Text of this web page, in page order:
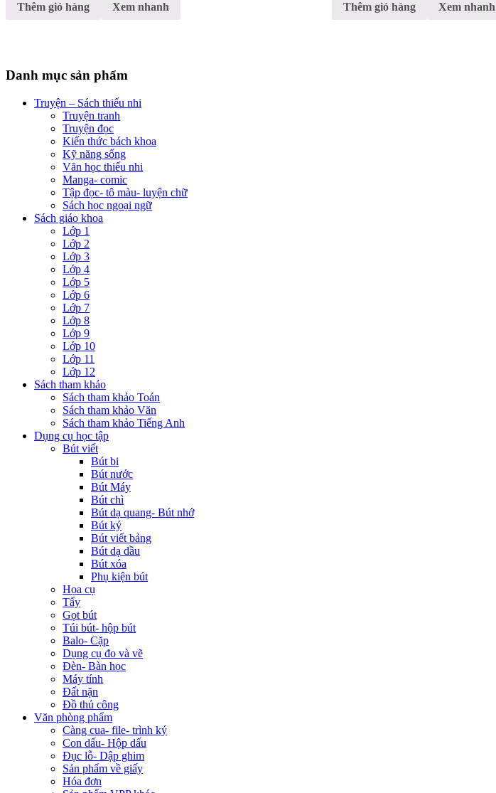
Thêm giỏ hàng Xem nhanh Thêm giỏ hàng Xem nhanh
Danh mục sản phẩm
Truyện – Sách thiếu nhi
Truyện tranh
Truyện đọc
Kiến thức bách khoa
Kỹ năng sống
Văn học thiếu nhi
Manga- comic
Tập đọc- tô màu- luyện chữ
Sách học ngoại ngữ
Sách giáo khoa
Lớp 1
Lớp 2
Lớp 3
Lớp 4
Lớp 5
Lớp 6
Lớp 7
Lớp 8
Lớp 9
Lớp 10
Lớp 11
Lớp 12
Sách tham khảo
Sách tham khảo Toán
Sách tham khảo Văn
Sách tham khảo Tiếng Anh
Dụng cụ học tập
Bút viết
Bút bi
Bút nước
Bút Máy
Bút chì
Bút dạ quang- Bút nhớ
Bút ký
Bút viết bảng
Bút dạ dầu
Bút xóa
Phụ kiện bút
Họa cụ
Tẩy
Gọt bút
Túi bút- hộp bút
Balo- Cặp
Dụng cụ đo và vẽ
Đèn- Bàn học
Máy tính
Đất nặn
Đồ thủ công
Văn phòng phẩm
Càng cua- file- trình ký
Con dấu- Hộp dấu
Đục lỗ- Dập ghim
Sản phẩm về giấy
Hóa đơn